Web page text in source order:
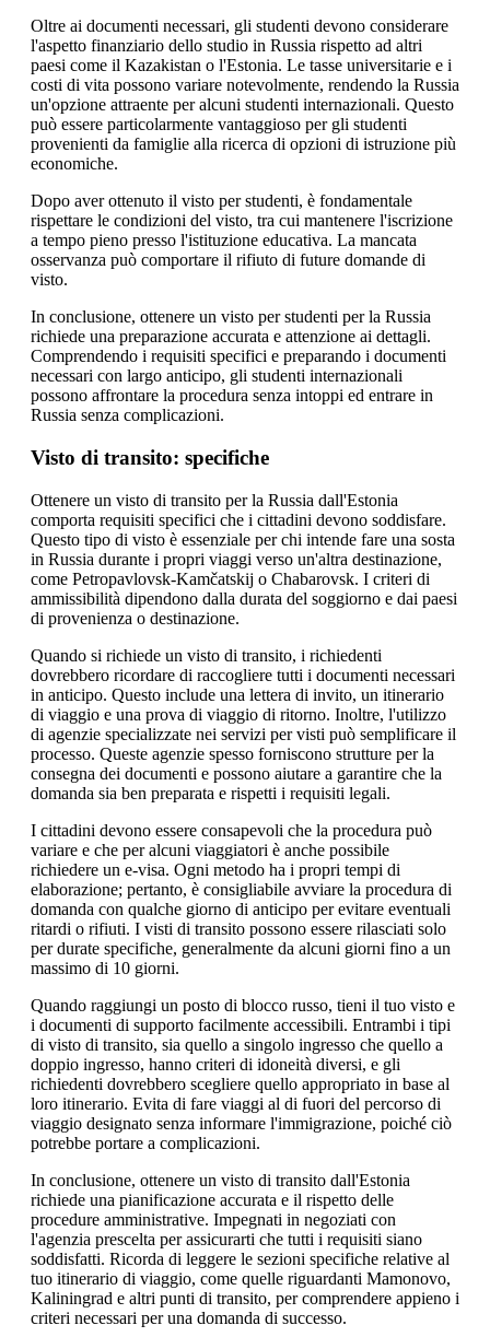
Oltre ai documenti necessari, gli studenti devono considerare
l'aspetto finanziario dello studio in Russia rispetto ad altri
paesi come il Kazakistan o l'Estonia. Le tasse universitarie e i
costi di vita possono variare notevolmente, rendendo la Russia
un'opzione attraente per alcuni studenti internazionali. Questo
può essere particolarmente vantaggioso per gli studenti
provenienti da famiglie alla ricerca di opzioni di istruzione più
economiche.
Dopo aver ottenuto il visto per studenti, è fondamentale
rispettare le condizioni del visto, tra cui mantenere l'iscrizione
a tempo pieno presso l'istituzione educativa. La mancata
osservanza può comportare il rifiuto di future domande di
visto.
In conclusione, ottenere un visto per studenti per la Russia
richiede una preparazione accurata e attenzione ai dettagli.
Comprendendo i requisiti specifici e preparando i documenti
necessari con largo anticipo, gli studenti internazionali
possono affrontare la procedura senza intoppi ed entrare in
Russia senza complicazioni.
Visto di transito: specifiche
Ottenere un visto di transito per la Russia dall'Estonia
comporta requisiti specifici che i cittadini devono soddisfare.
Questo tipo di visto è essenziale per chi intende fare una sosta
in Russia durante i propri viaggi verso un'altra destinazione,
come Petropavlovsk-Kamčatskij o Chabarovsk. I criteri di
ammissibilità dipendono dalla durata del soggiorno e dai paesi
di provenienza o destinazione.
Quando si richiede un visto di transito, i richiedenti
dovrebbero ricordare di raccogliere tutti i documenti necessari
in anticipo. Questo include una lettera di invito, un itinerario
di viaggio e una prova di viaggio di ritorno. Inoltre, l'utilizzo
di agenzie specializzate nei servizi per visti può semplificare il
processo. Queste agenzie spesso forniscono strutture per la
consegna dei documenti e possono aiutare a garantire che la
domanda sia ben preparata e rispetti i requisiti legali.
I cittadini devono essere consapevoli che la procedura può
variare e che per alcuni viaggiatori è anche possibile
richiedere un e-visa. Ogni metodo ha i propri tempi di
elaborazione; pertanto, è consigliabile avviare la procedura di
domanda con qualche giorno di anticipo per evitare eventuali
ritardi o rifiuti. I visti di transito possono essere rilasciati solo
per durate specifiche, generalmente da alcuni giorni fino a un
massimo di 10 giorni.
Quando raggiungi un posto di blocco russo, tieni il tuo visto e
i documenti di supporto facilmente accessibili. Entrambi i tipi
di visto di transito, sia quello a singolo ingresso che quello a
doppio ingresso, hanno criteri di idoneità diversi, e gli
richiedenti dovrebbero scegliere quello appropriato in base al
loro itinerario. Evita di fare viaggi al di fuori del percorso di
viaggio designato senza informare l'immigrazione, poiché ciò
potrebbe portare a complicazioni.
In conclusione, ottenere un visto di transito dall'Estonia
richiede una pianificazione accurata e il rispetto delle
procedure amministrative. Impegnati in negoziati con
l'agenzia prescelta per assicurarti che tutti i requisiti siano
soddisfatti. Ricorda di leggere le sezioni specifiche relative al
tuo itinerario di viaggio, come quelle riguardanti Mamonovo,
Kaliningrad e altri punti di transito, per comprendere appieno i
criteri necessari per una domanda di successo.